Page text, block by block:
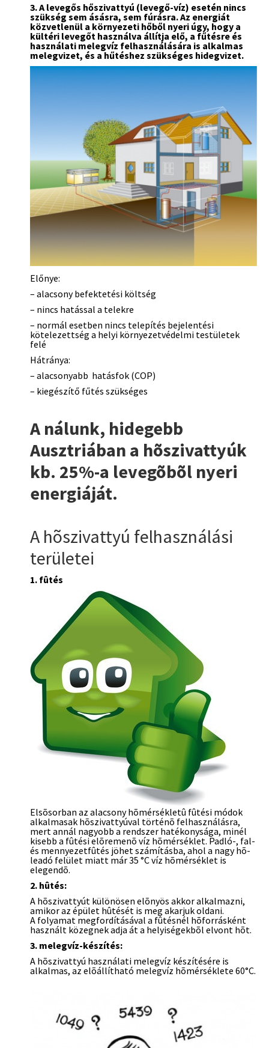
3. A levegős hőszivattyú (levegő-víz) esetén nincs
szükség sem ásásra, sem fúrásra. Az energiát
közvetlenül a környezeti hőből nyeri úgy, hogy a
kültéri levegőt használva állítja elő, a fűtésre és
használati melegvíz felhasználására is alkalmas
melegvizet, és a hűtéshez szükséges hidegvizet.
Előnye:
– alacsony befektetési költség
– nincs hatással a telekre
– normál esetben nincs telepítés bejelentési
kötelezettség a helyi környezetvédelmi testületek
felé
Hátránya:
– alacsonyabb hatásfok (COP)
– kiegészítő fűtés szükséges
A nálunk, hidegebb
Ausztriában a hõszivattyúk
kb. 25%-a levegõbõl nyeri
energiáját.
A hõszivattyú felhasználási
területei
1. fûtés
Elsõsorban az alacsony hõmérsékletû fûtési módok
alkalmasak hõszivattyúval történõ felhasználásra,
mert annál nagyobb a rendszer hatékonysága, minél
kisebb a fûtési elõremenõ víz hõmérséklet. Padló-, fal-
és mennyezetfûtés jöhet számításba, ahol a nagy hõ-
leadó felület miatt már 35 °C víz hõmérséklet is
elegendõ.
2. hûtés:
A hõszivattyút különösen elõnyös akkor alkalmazni,
amikor az épület hûtését is meg akarjuk oldani.
A folyamat megfordításával a fûtésnél hõforrásként
használt közegnek adja át a helyiségekbõl elvont hõt.
3. melegvíz-készítés:
A hõszivattyú használati melegvíz készítésére is
alkalmas, az elõállítható melegvíz hõmérséklete 60°C.